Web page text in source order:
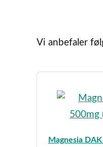
Vi anbefaler
Magnesia